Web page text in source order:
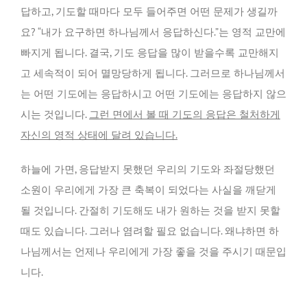
답하고, 기도할 때마다 모두 들어주면 어떤 문제가 생길까
요? “내가 요구하면 하나님께서 응답하신다.”는 영적 교만에
빠지게 됩니다. 결국, 기도 응답을 많이 받을수록 교만해지
고 세속적이 되어 멸망당하게 됩니다. 그러므로 하나님께서
는 어떤 기도에는 응답하시고 어떤 기도에는 응답하지 않으
시는 것입니다. 그런 면에서 볼 때 기도의 응답은 철처하게
자신의 영적 상태에 달려 있습니다.
하늘에 가면, 응답받지 못했던 우리의 기도와 좌절당했던
소원이 우리에게 가장 큰 축복이 되었다는 사실을 깨닫게
될 것입니다. 간절히 기도해도 내가 원하는 것을 받지 못할
때도 있습니다. 그러나 염려할 필요 없습니다. 왜냐하면 하
나님께서는 언제나 우리에게 가장 좋을 것을 주시기 때문입
니다.